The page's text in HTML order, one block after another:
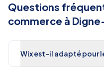
Questions
commerce à
Wix est-il adapté pour